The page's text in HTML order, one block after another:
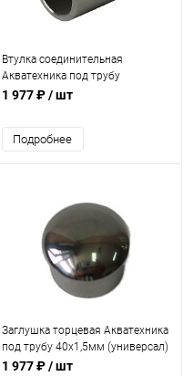
Втулка соединительная
Акватехника под трубу
40х1,5мм (универсал) (AT11.11)
1 977 ₽/ шт
Подробнее
Заглушка торцевая Акватехника
под трубу 40х1,5мм (универсал)
(AT11.10)
1 977 ₽/ шт